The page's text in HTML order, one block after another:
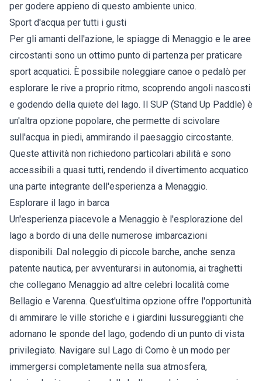
per godere appieno di questo ambiente unico.
Sport d'acqua per tutti i gusti
Per gli amanti dell'azione, le spiagge di Menaggio e le aree
circostanti sono un ottimo punto di partenza per praticare
sport acquatici. È possibile noleggiare canoe o pedalò per
esplorare le rive a proprio ritmo, scoprendo angoli nascosti
e godendo della quiete del lago. Il SUP (Stand Up Paddle) è
un'altra opzione popolare, che permette di scivolare
sull'acqua in piedi, ammirando il paesaggio circostante.
Queste attività non richiedono particolari abilità e sono
accessibili a quasi tutti, rendendo il divertimento acquatico
una parte integrante dell'esperienza a Menaggio.
Esplorare il lago in barca
Un'esperienza piacevole a Menaggio è l'esplorazione del
lago a bordo di una delle numerose imbarcazioni
disponibili. Dal noleggio di piccole barche, anche senza
patente nautica, per avventurarsi in autonomia, ai traghetti
che collegano Menaggio ad altre celebri località come
Bellagio e Varenna. Quest'ultima opzione offre l'opportunità
di ammirare le ville storiche e i giardini lussureggianti che
adornano le sponde del lago, godendo di un punto di vista
privilegiato. Navigare sul Lago di Como è un modo per
immergersi completamente nella sua atmosfera,